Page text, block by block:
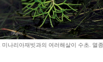
미나리아재빗과의 여러해살이 수초. 멸